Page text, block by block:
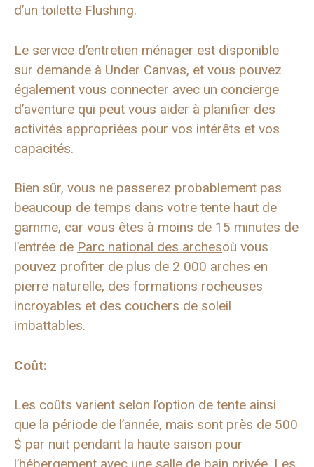
d’un toilette Flushing.
Le service d’entretien ménager est disponible
sur demande à Under Canvas, et vous pouvez
également vous connecter avec un concierge
d’aventure qui peut vous aider à planifier des
activités appropriées pour vos intérêts et vos
capacités.
Bien sûr, vous ne passerez probablement pas
beaucoup de temps dans votre tente haut de
gamme, car vous êtes à moins de 15 minutes de
l’entrée de Parc national des archesoù vous
pouvez profiter de plus de 2 000 arches en
pierre naturelle, des formations rocheuses
incroyables et des couchers de soleil
imbattables.
Coût:
Les coûts varient selon l’option de tente ainsi
que la période de l’année, mais sont près de 500
$ par nuit pendant la haute saison pour